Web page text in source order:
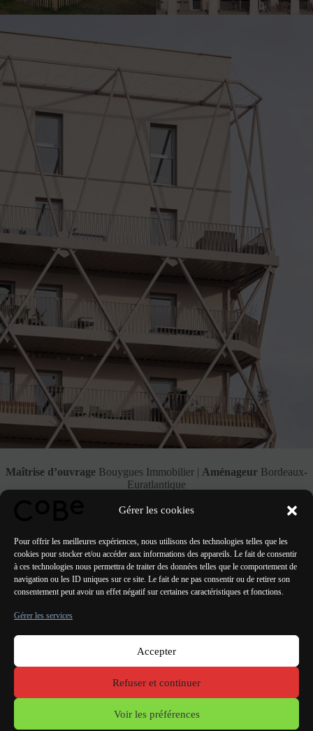
Gérer les cookies
Pour offrir les meilleures expériences, nous utilisons des technologies telles que les
cookies pour stocker et/ou accéder aux informations des appareils. Le fait de consentir
à ces technologies nous permettra de traiter des données telles que le comportement de
navigation ou les ID uniques sur ce site. Le fait de ne pas consentir ou de retirer son
consentement peut avoir un effet négatif sur certaines caractéristiques et fonctions.
Gérer les services
Accepter
Refuser et continuer
Voir les préférences
Maîtrise d’ouvrage Bouygues Immobilier | Aménageur Bordeaux-
Euratlantique
PRÉCÉDENT SUIVANT
Lorient Porto Lisbonne Valencia
Mentionslégales